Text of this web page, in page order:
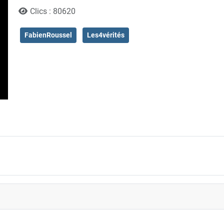
Clics : 80620
FabienRoussel Les4vérités